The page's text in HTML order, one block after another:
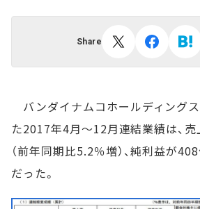
Share
バンダイナムコホールディング
た2017年4月～12月連結業績は、
（前年同期比5.2％増）、純利益が
だった。